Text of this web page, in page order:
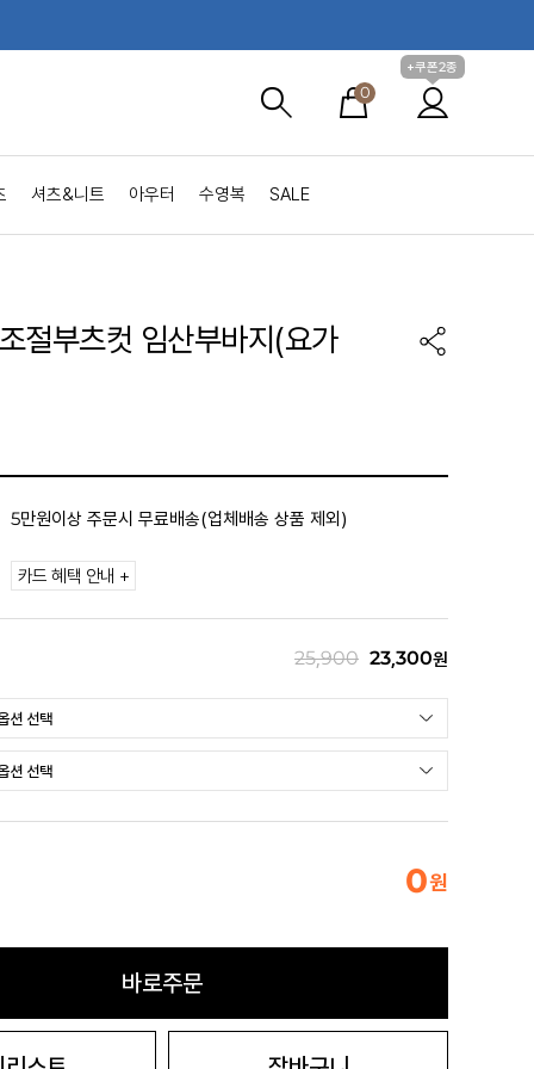
0
+쿠폰2종
셔츠&니트 아우터 수영복 SALE
절부츠컷 임산부바지(요가
5만원이상 주문시 무료배송(업체배송 상품 제외)
카드 혜택 안내 +
25,900 23,300원
0원
바로주문